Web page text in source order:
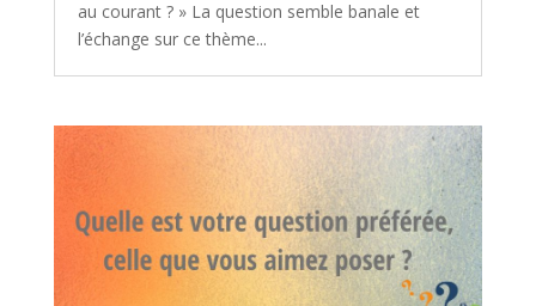
au courant ? » La question semble banale et
l’échange sur ce thème...